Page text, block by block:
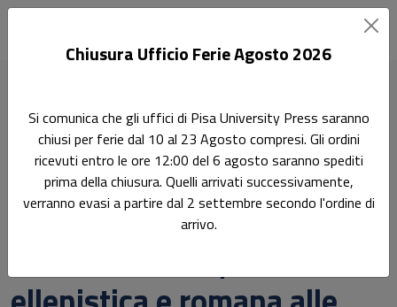
La zoologia di Aristotele e la sua ricezione, dall'età ellenistica
e romana alle culture medioevali
Ricerca
La zoologia di Aristotele e
Chiusura Ufficio Ferie Agosto 2026
Si comunica che gli uffici di Pisa University Press saranno
chiusi per ferie dal 10 al 23 Agosto compresi. Gli ordini
ricevuti entro le ore 12:00 del 6 agosto saranno spediti
prima della chiusura. Quelli arrivati successivamente,
verranno evasi a partire dal 2 settembre secondo l'ordine di
arrivo.